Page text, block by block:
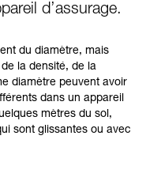
d’assurage.
du diamètre, mais
la densité, de la
diamètre peuvent avoir
dans un appareil
mètres du sol,
sont glissantes ou avec